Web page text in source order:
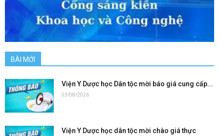
BÀI MỚI
Viện Y Dược học Dân tộc mời báo giá cung cấp...
03/08/2026
Viện Y Dược học dân tộc mời chào giá thực